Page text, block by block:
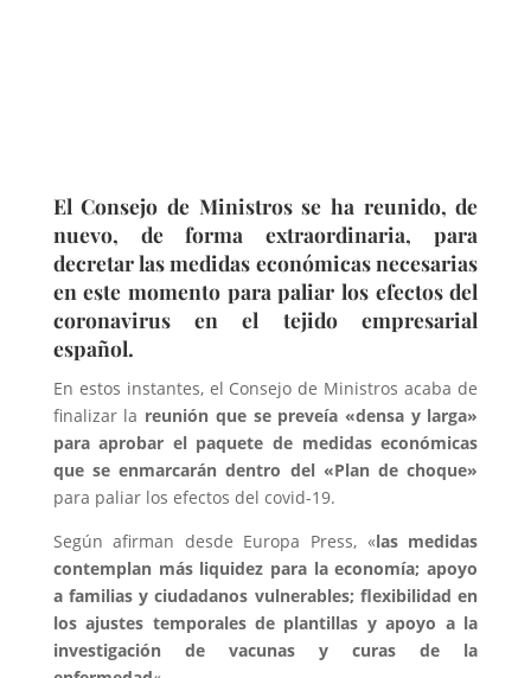
El Consejo de Ministros se ha reunido, de
nuevo, de forma extraordinaria, para
decretar las medidas económicas necesarias
en este momento para paliar los efectos del
coronavirus en el tejido empresarial
español.
En estos instantes, el Consejo de Ministros acaba de
finalizar la reunión que se preveía «densa y larga»
para aprobar el paquete de medidas económicas
que se enmarcarán dentro del «Plan de choque»
para paliar los efectos del covid-19.
Según afirman desde Europa Press, «las medidas
contemplan más liquidez para la economía; apoyo
a familias y ciudadanos vulnerables; flexibilidad en
los ajustes temporales de plantillas y apoyo a la
investigación de vacunas y curas de la